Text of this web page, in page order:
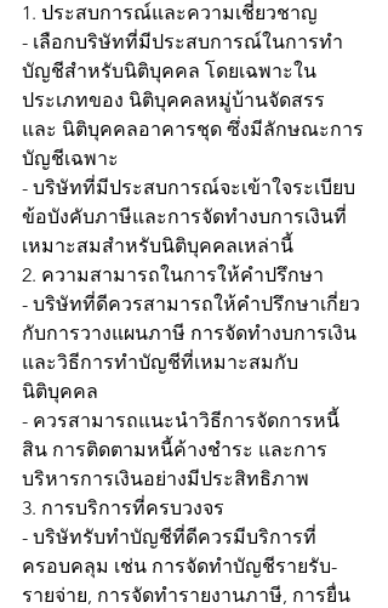
1. ประสบการณ์และความเชี่ยวชาญ
- เลือกบริษัทที่มีประสบการณ์ในการทำ
บัญชีสำหรับนิติบุคคล โดยเฉพาะใน
ประเภทของ นิติบุคคลหมู่บ้านจัดสรร
และ นิติบุคคลอาคารชุด ซึ่งมีลักษณะการ
บัญชีเฉพาะ
- บริษัทที่มีประสบการณ์จะเข้าใจระเบียบ
ข้อบังคับภาษีและการจัดทำงบการเงินที่
เหมาะสมสำหรับนิติบุคคลเหล่านี้
2. ความสามารถในการให้คำปรึกษา
- บริษัทที่ดีควรสามารถให้คำปรึกษาเกี่ยว
กับการวางแผนภาษี การจัดทำงบการเงิน
และวิธีการทำบัญชีที่เหมาะสมกับ
นิติบุคคล
- ควรสามารถแนะนำวิธีการจัดการหนี้
สิน การติดตามหนี้ค้างชำระ และการ
บริหารการเงินอย่างมีประสิทธิภาพ
3. การบริการที่ครบวงจร
- บริษัทรับทำบัญชีที่ดีควรมีบริการที่
ครอบคลุม เช่น การจัดทำบัญชีรายรับ-
รายจ่าย, การจัดทำรายงานภาษี, การยื่น